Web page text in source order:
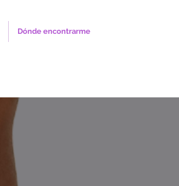
Dónde encontrarme